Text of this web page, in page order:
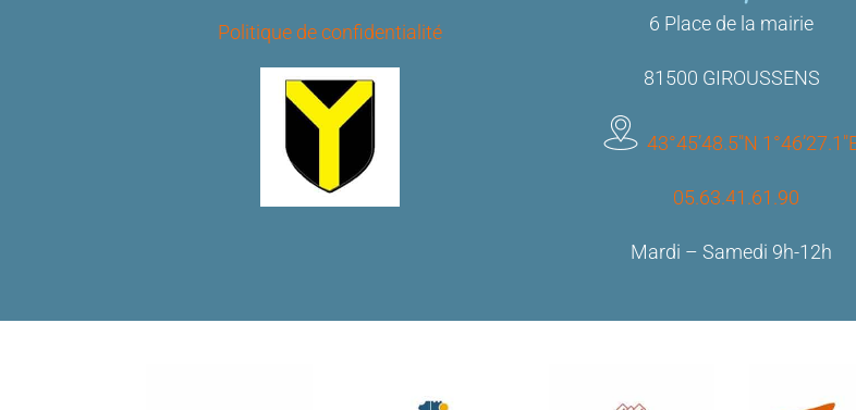
Politique de confidentialité 6 Place de la mairie
81500 GIROUSSENS
43°45’48.5″N
05.63.41.61.90
Mardi – Samedi 9h-12h